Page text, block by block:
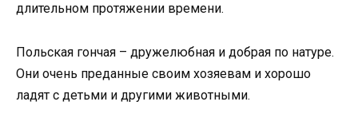
длительном протяжении времени.
Польская гончая – дружелюбная и добрая по натуре.
Они очень преданные своим хозяевам и хорошо
ладят с детьми и другими животными.